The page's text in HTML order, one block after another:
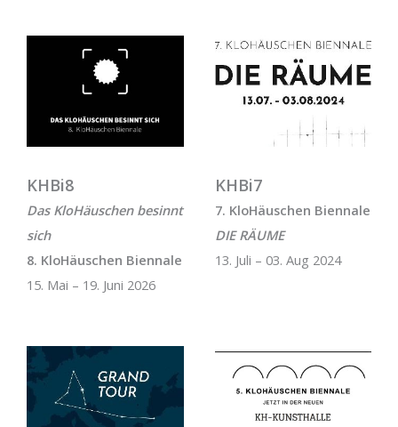
KHBi8
Das KloHäuschen besinnt
sich
8. KloHäuschen Biennale
15. Mai – 19. Juni 2026
KHBi7
7. KloHäuschen Biennale
DIE RÄUME
13. Juli – 03. Aug 2024